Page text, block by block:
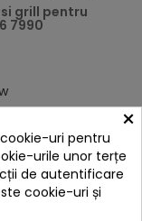
grill pentru
7990
×
uri pentru
urile unor terțe
de autentificare
cookie-uri și